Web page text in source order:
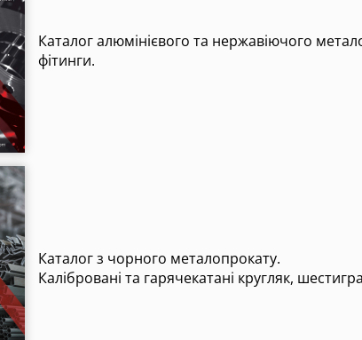
Каталог алюмінієвого та нержавіючого
фітинги.
Каталог з чорного металопрокату.
Калібровані та гарячекатані кругляк,